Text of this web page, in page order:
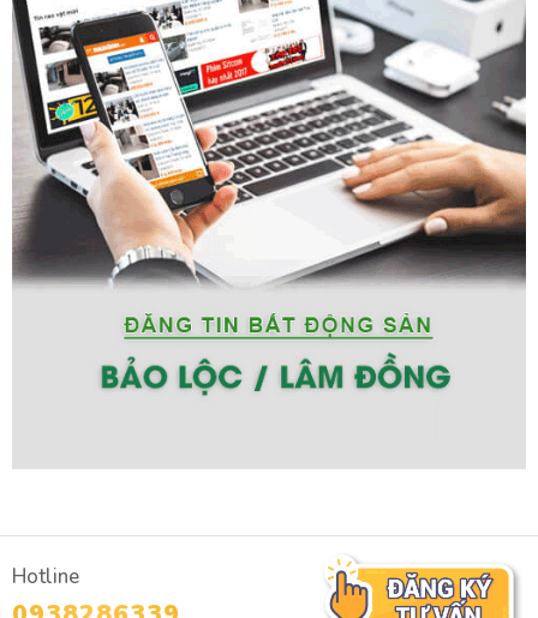
đương với khoảng hơn 5km.
Tiếp giáp với nhiều địa điểm du lịch nổi tiếng như khu du
lịch Thác Đambri, Tu Viện Bát Nhã, Đức Mẹ La Vang,
Vườn Trà Tâm Châu…
Tiếp giáp với cao tốc Tân Phú - Bảo Lộc, giao thông di
chuyển thuận tiện.
Bán kính 1km đầy đủ các dịch vụ an sinh xã hội như
trường học, ủy ban, y tế…
Cơ sở hạ tầng đầy đủ với đường nhựa, điện nước…
Đất nền khu vực dự án cáp treo núi
Sapung
phát triển và thu hút được nhà đầu tư. Cụ thể:
Dự án có quy mô lớn lên đến 432,3 hecta
Hotline